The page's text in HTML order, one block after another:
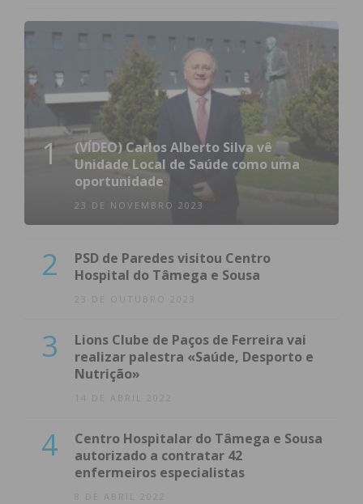
1
(VÍDEO) Carlos Alberto Silva vê
Unidade Local de Saúde como uma
oportunidade
23 DE NOVEMBRO 2023
2
PSD de Paredes visitou Centro
Hospital do Tâmega e Sousa
23 DE OUTUBRO 2023
3
Lions Clube de Paços de Ferreira vai
realizar palestra «Saúde, Desporto e
Nutrição»
14 DE ABRIL 2022
4
Centro Hospitalar do Tâmega e Sousa
autorizado a contratar 42
enfermeiros especialistas
8 DE ABRIL 2022